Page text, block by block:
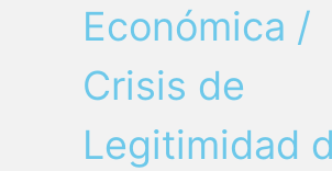
Económica /
Crisis de
Legitimidad